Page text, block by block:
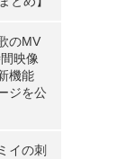
のMV
映像
機能
ジを公
イの刺